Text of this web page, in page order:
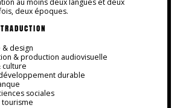
au moins deux langues et deux
deux époques.
design
& production audiovisuelle
culture
durable
sociales